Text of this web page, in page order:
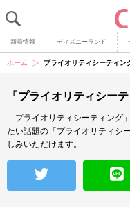
新着情報 ディズニーランド
ホーム プライオリティシーティン
「プライオリティシー
「プライオリティシーティング
たい話題の「プライオリティシ
しみいただけます。